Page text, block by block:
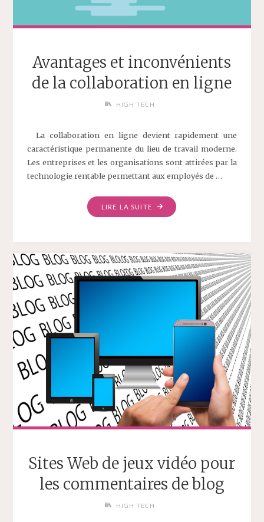
Avantages et inconvénients
de la collaboration en ligne
HIGH TECH
La collaboration en ligne devient rapidement une
caractéristique permanente du lieu de travail moderne.
Les entreprises et les organisations sont attirées par la
technologie rentable permettant aux employés de …
LIRE LA SUITE
Sites Web de jeux vidéo pour
les commentaires de blog
HIGH TECH